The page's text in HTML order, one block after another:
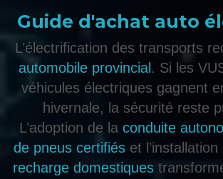
Guide d'achat auto
L’électrification des transports
automobile provincial . Si les
véhicules électriques gagnent
hivernale, la sécurité reste
L’adoption de la conduite
de pneus certifiés et l’installation
recharge domestiques